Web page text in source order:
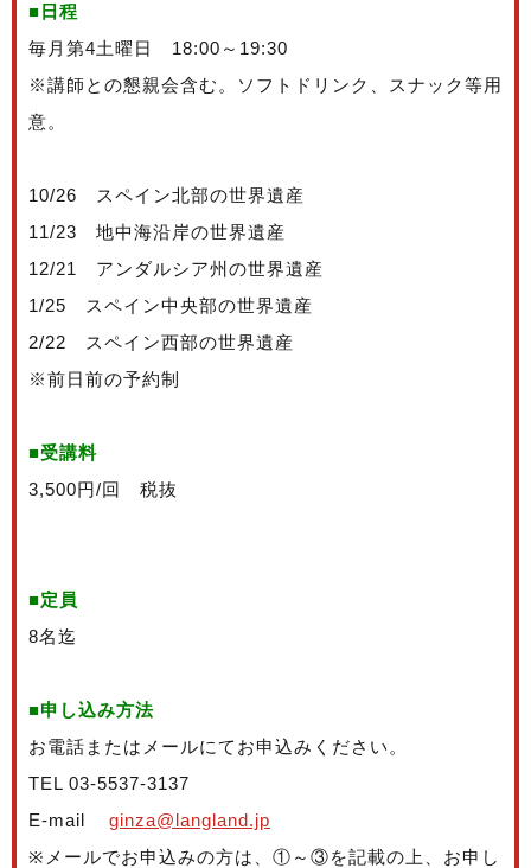
■日程
毎月第4土曜日 18:00～19:30
※講師との懇親会含む。ソフトドリンク、スナック等用
意。
10/26 スペイン北部の世界遺産
11/23 地中海沿岸の世界遺産
12/21 アンダルシア州の世界遺産
1/25 スペイン中央部の世界遺産
2/22 スペイン西部の世界遺産
※前日前の予約制
■受講料
3,500円/回 税抜
■定員
8名迄
■申し込み方法
お電話またはメールにてお申込みください。
TEL 03-5537-3137
E-mail ginza@langland.jp
※メールでお申込みの方は、①～③を記載の上、お申し